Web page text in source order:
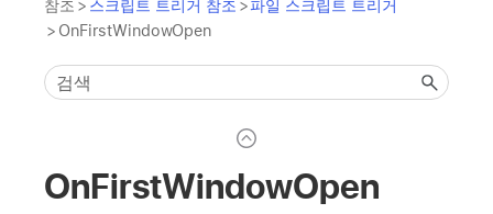
참조 > 스크립트 트리거 참조 >파일 스크립트 트리거
> OnFirstWindowOpen
OnFirstWindowOpen